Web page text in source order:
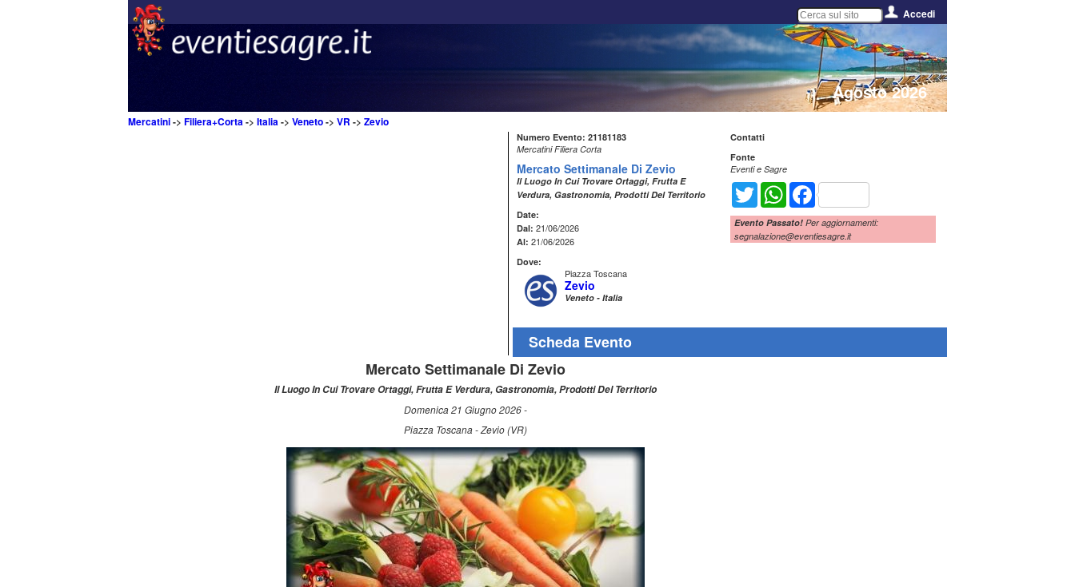
Accedi
Agosto 2026
Mercatini-> Filiera+Corta-> Italia-> Veneto-> VR -> Zevio
Numero Evento: 21181183
Mercatini Filiera Corta
Mercato Settimanale Di Zevio
Il Luogo In Cui Trovare Ortaggi, Frutta E
Verdura, Gastronomia, Prodotti Del Territorio
Date:
Dal: 21/06/2026
Al: 21/06/2026
Dove:
Piazza Toscana
Zevio
Veneto - Italia
Contatti
Fonte
Eventi e Sagre
Twitter WhatsAppFacebook
Evento Passato! Per aggiornamenti:
segnalazione@eventiesagre.it
Scheda Evento
Mercato Settimanale Di Zevio
Il Luogo In Cui Trovare Ortaggi, Frutta E Verdura, Gastronomia, Prodotti Del Territorio
Domenica 21 Giugno 2026 -
Piazza Toscana - Zevio (VR)